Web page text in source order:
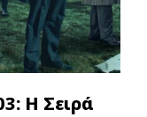
Η Σειρά